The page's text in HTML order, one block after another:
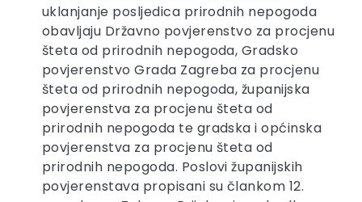
uklanjanje posljedica prirodnih nepogoda
obavljaju Državno povjerenstvo za procjenu
šteta od prirodnih nepogoda, Gradsko
povjerenstvo Grada Zagreba za procjenu
šteta od prirodnih nepogoda, županijska
povjerenstva za procjenu šteta od
prirodnih nepogoda te gradska i općinska
povjerenstva za procjenu šteta od
prirodnih nepogoda. Poslovi županijskih
povjerenstava propisani su člankom 12.